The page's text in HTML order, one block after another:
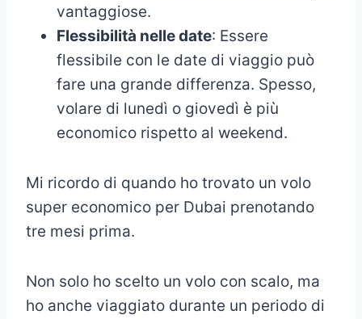
vantaggiose.
Flessibilità nelle date: Essere
flessibile con le date di viaggio può
fare una grande differenza. Spesso,
volare di lunedì o giovedì è più
economico rispetto al weekend.
Mi ricordo di quando ho trovato un volo
super economico per Dubai prenotando
tre mesi prima.
Non solo ho scelto un volo con scalo, ma
ho anche viaggiato durante un periodo di